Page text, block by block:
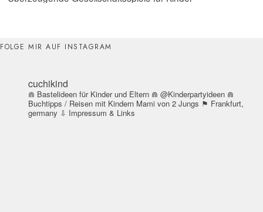
FOLGE MIR AUF INSTAGRAM
cuchikind
⋒ Bastelideen für Kinder und Eltern ⋒ @Kinderpartyideen ⋒
Buchtipps / Reisen mit Kindern Mami von 2 Jungs ⚑ Frankfurt,
germany ⇩ Impressum & Links